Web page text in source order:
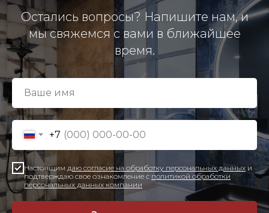
Остались вопросы? Напишите нам, и
мы свяжемся с вами в ближайшее
время.
+7
Настоящим даю согласие на обработку персональных данныхи
подтверждаю свое ознакомление с политикой обработки
персональных данных компании